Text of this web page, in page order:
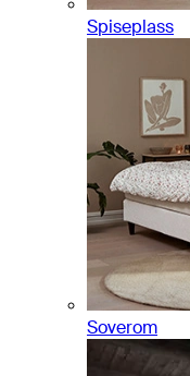
Spiseplass
Soverom